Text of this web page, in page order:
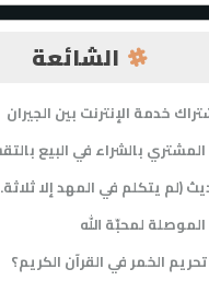
الشائعة
خدمة الإنترنت بين الجيران
بالشراء في البيع
(لم يتكلم في المهد إلا
الموصلة لمحبّة الله
الخمر في القرآن الكريم؟